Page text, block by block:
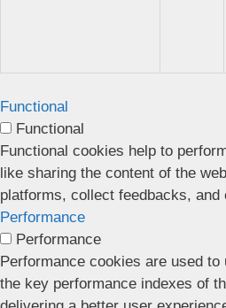
Functional
Functional
Functional cookies help to
like sharing the content of the
platforms, collect feedbacks,
Performance
Performance
Performance cookies are used
the key performance indexes of